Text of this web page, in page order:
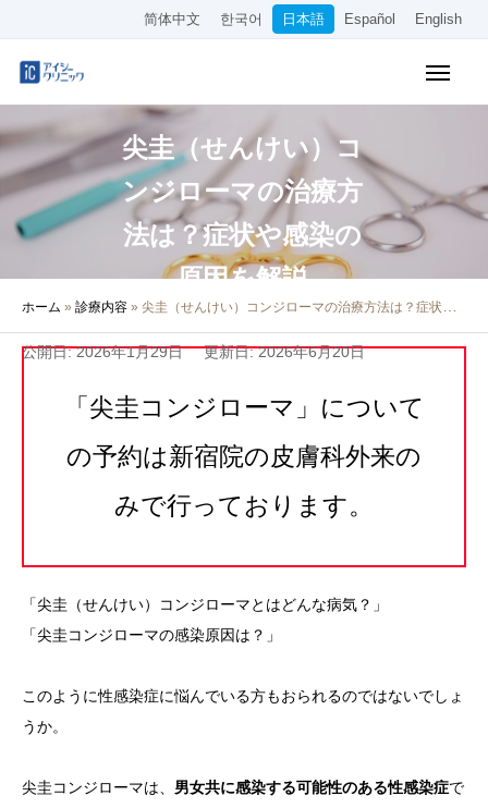
简体中文 한국어 日本語 Español English
尖圭（せんけい）コ
ンジローマの治療方
法は？症状や感染の
原因を解説
ホーム » 診療内容 » 尖圭（せんけい）コンジローマの治療方法は？症状や感染の原因を解説
公開日: 2026年1月29日 更新日: 2026年6月20日
「尖圭コンジローマ」について
の予約は新宿院の皮膚科外来の
みで行っております。
「尖圭（せんけい）コンジローマとはどんな病気？」
「尖圭コンジローマの感染原因は？」
このように性感染症に悩んでいる方もおられるのではないでしょ
うか。
尖圭コンジローマは、 男女共に感染する可能性のある性感染症で
美容メニュー
料金表
当院について
アクセス
简体中文 한국어 日本語